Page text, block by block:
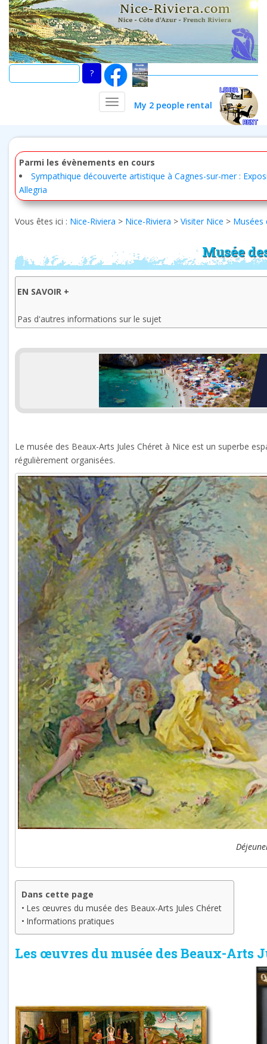
Skip
main
content
My 2 people rental
TOGGLE NAVIGATION
Parmi les évènements en cours
Sympathique découverte artistique à Cagnes-sur-mer :
Allegria
Vous êtes ici : Nice-Riviera > Nice-Riviera > Visiter Nice > Musées
Musée
EN SAVOIR +
Pas d'autres informations sur le sujet
Le musée des Beaux-Arts Jules Chéret à Nice est un superbe
régulièrement organisées.
Dans cette page
Les œuvres du musée des Beaux-Arts Jules Chéret
Informations pratiques
Les œuvres du musée des Beaux-Arts